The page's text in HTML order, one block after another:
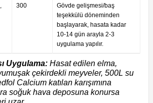
300
Gövde gelişmesi/baş
teşekkülü döneminden
başlayarak, hasata kadar
10-14 gün arayla 2-3
uygulama yapılır.
Uygulama: Hasat edilen elma,
çekirdekli meyveler, 500L su
Calcium katılan karışımına
soğuk hava deposuna konursa